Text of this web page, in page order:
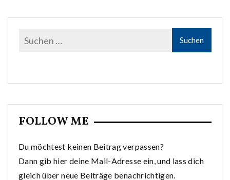
FOLLOW ME
Du möchtest keinen Beitrag verpassen?
Dann gib hier deine Mail-Adresse ein, und lass dich
gleich über neue Beiträge benachrichtigen.